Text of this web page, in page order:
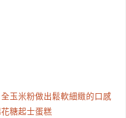
玉米粉做出鬆軟細緻的口感
糖起士蛋糕